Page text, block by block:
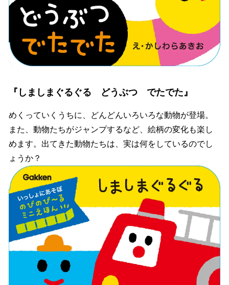
『しましまぐるぐる どうぶつ でたでた』
めくっていくうちに、どんどんいろいろな動物が登場。
また、動物たちがジャンプするなど、絵柄の変化も楽し
めます。出てきた動物たちは、実は何をしているのでし
ょうか？